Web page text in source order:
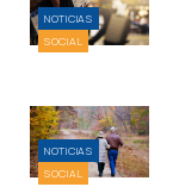
NOTICIAS
SOCIAL
NOTICIAS
SOCIAL